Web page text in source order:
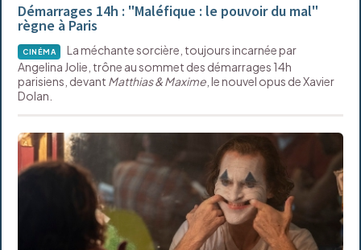
Démarrages 14h : "Maléfique : le pouvoir du mal"
règne à Paris
CINÉMA
La méchante sorcière, toujours incarnée par
Angelina Jolie, trône au sommet des démarrages 14h
parisiens, devant Matthias & Maxime , le nouvel opus de Xavier
Dolan.